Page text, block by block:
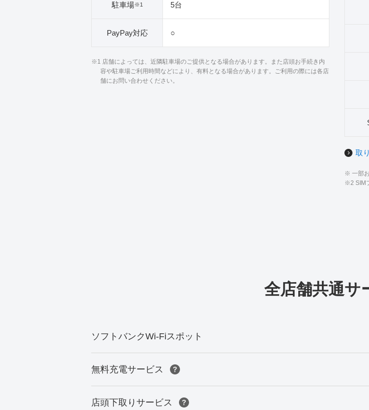
駐車場※1 5台
PayPay対応 ○
※1 店舗によっては、近隣駐車場のご提供となる場合があります。また店頭お手続き内
容や駐車場ご利用時間などにより、有料となる場合があります。ご利用の際には各店
舗にお問い合わせください。
取
※ 一部
※2 SIM
全店舗共通サ
ソフトバンクWi-Fiスポット
無料充電サービス
店頭下取りサービス